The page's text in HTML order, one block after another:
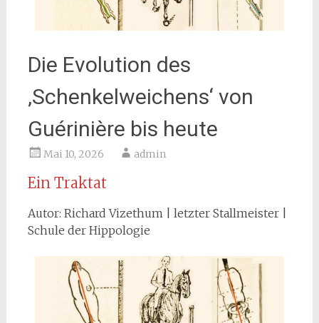
Die Evolution des
‚Schenkelweichens‘ von
Guérinière bis heute
Mai 10, 2026 admin
Ein Traktat
Autor: Richard Vizethum | letzter Stallmeister |
Schule der Hippologie